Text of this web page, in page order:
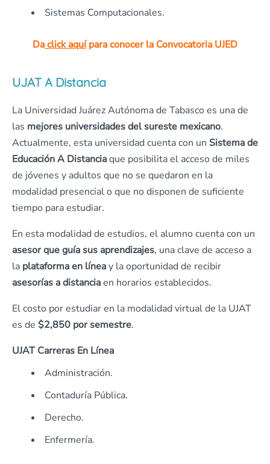
Sistemas Computacionales.
Daclick aquípara conocer la Convocatoria UJED
UJAT A Distancia
La Universidad Juárez Autónoma de Tabasco es una de
las mejores universidades del sureste mexicano.
Actualmente, esta universidad cuenta con un Sistema de
Educación A Distanciaque posibilita el acceso de miles
de jóvenes y adultos que no se quedaron en la
modalidad presencial o que no disponen de suficiente
tiempo para estudiar.
En esta modalidad de estudios, el alumno cuenta con un
asesor que guía sus aprendizajes, una clave de acceso a
la plataforma en líneay la oportunidad de recibir
asesorías a distanciaen horarios establecidos.
El costo por estudiar en la modalidad virtual de la UJAT
es de $2,850 por semestre.
UJAT Carreras En Línea
Administración.
Contaduría Pública.
Derecho.
Enfermería.